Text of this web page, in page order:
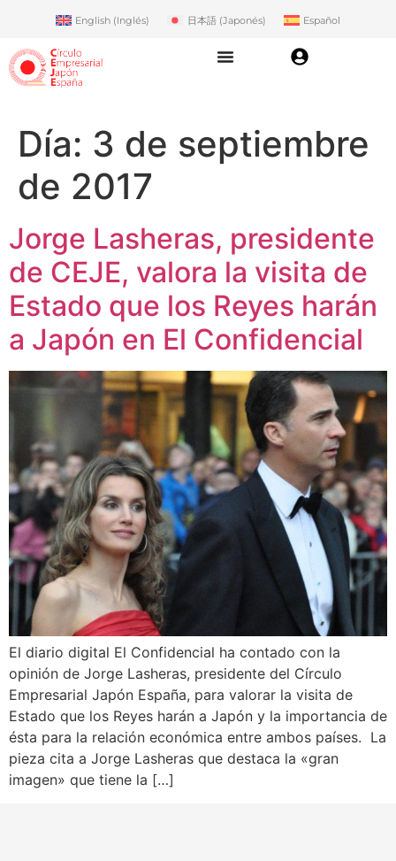
English (Inglés) 日本語(Japonés) Español
Día: 3 de septiembre
de 2017
Jorge Lasheras, presidente
de CEJE, valora la visita de
Estado que los Reyes harán
a Japón en El Confidencial
El diario digital El Confidencial ha contado con la
opinión de Jorge Lasheras, presidente del Círculo
Empresarial Japón España, para valorar la visita de
Estado que los Reyes harán a Japón y la importancia de
ésta para la relación económica entre ambos países. La
pieza cita a Jorge Lasheras que destaca la «gran
imagen» que tiene la […]